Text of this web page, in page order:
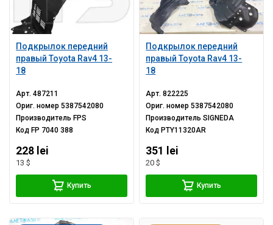
Подкрылок передний
правый Toyota Rav4 13-
18
Арт.487211
Ориг. номер5387542080
Производитель FPS
Код FP 7040 388
228 lei
13 $
Купить
Подкрылок передний
правый Toyota Rav4 13-
18
Арт.822225
Ориг. номер5387542080
ПроизводительSIGNEDA
Код PTY11320AR
351 lei
20 $
Купить